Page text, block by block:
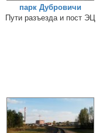
парк Дубровичи
Пути разъезда и пост ЭЦ